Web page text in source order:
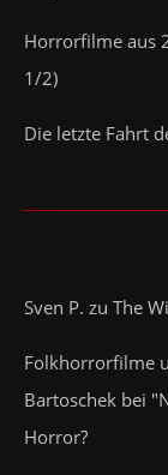
Horrorfilme aus
1/2)
Die letzte Fahrt
Sven P. zu The
Folkhorrorfilme
Bartoschek bei
Horror?